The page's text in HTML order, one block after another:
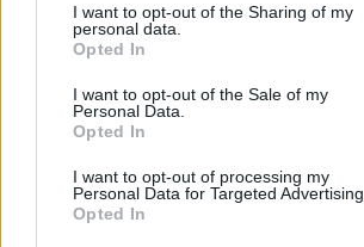
I want to opt-out of the Sharing of my
personal data.
Opted In
I want to opt-out of the Sale of my
Personal Data.
Opted In
I want to opt-out of processing my
Personal Data for Targeted Advertising.
Opted In